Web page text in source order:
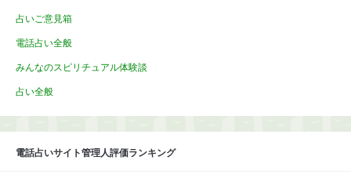
占いご意見箱
電話占い全般
みんなのスピリチュアル体験談
占い全般
電話占いサイト管理人評価ランキング